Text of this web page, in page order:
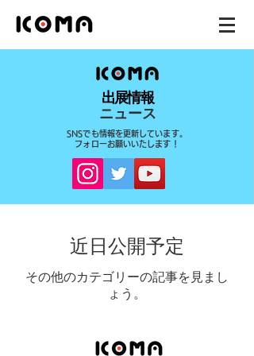
出展情報
ニュース
SNSでも情報を更新しています。
フォローお願いいたします！
近日公開予定
その他のカテゴリーの記事を見まし
ょう。